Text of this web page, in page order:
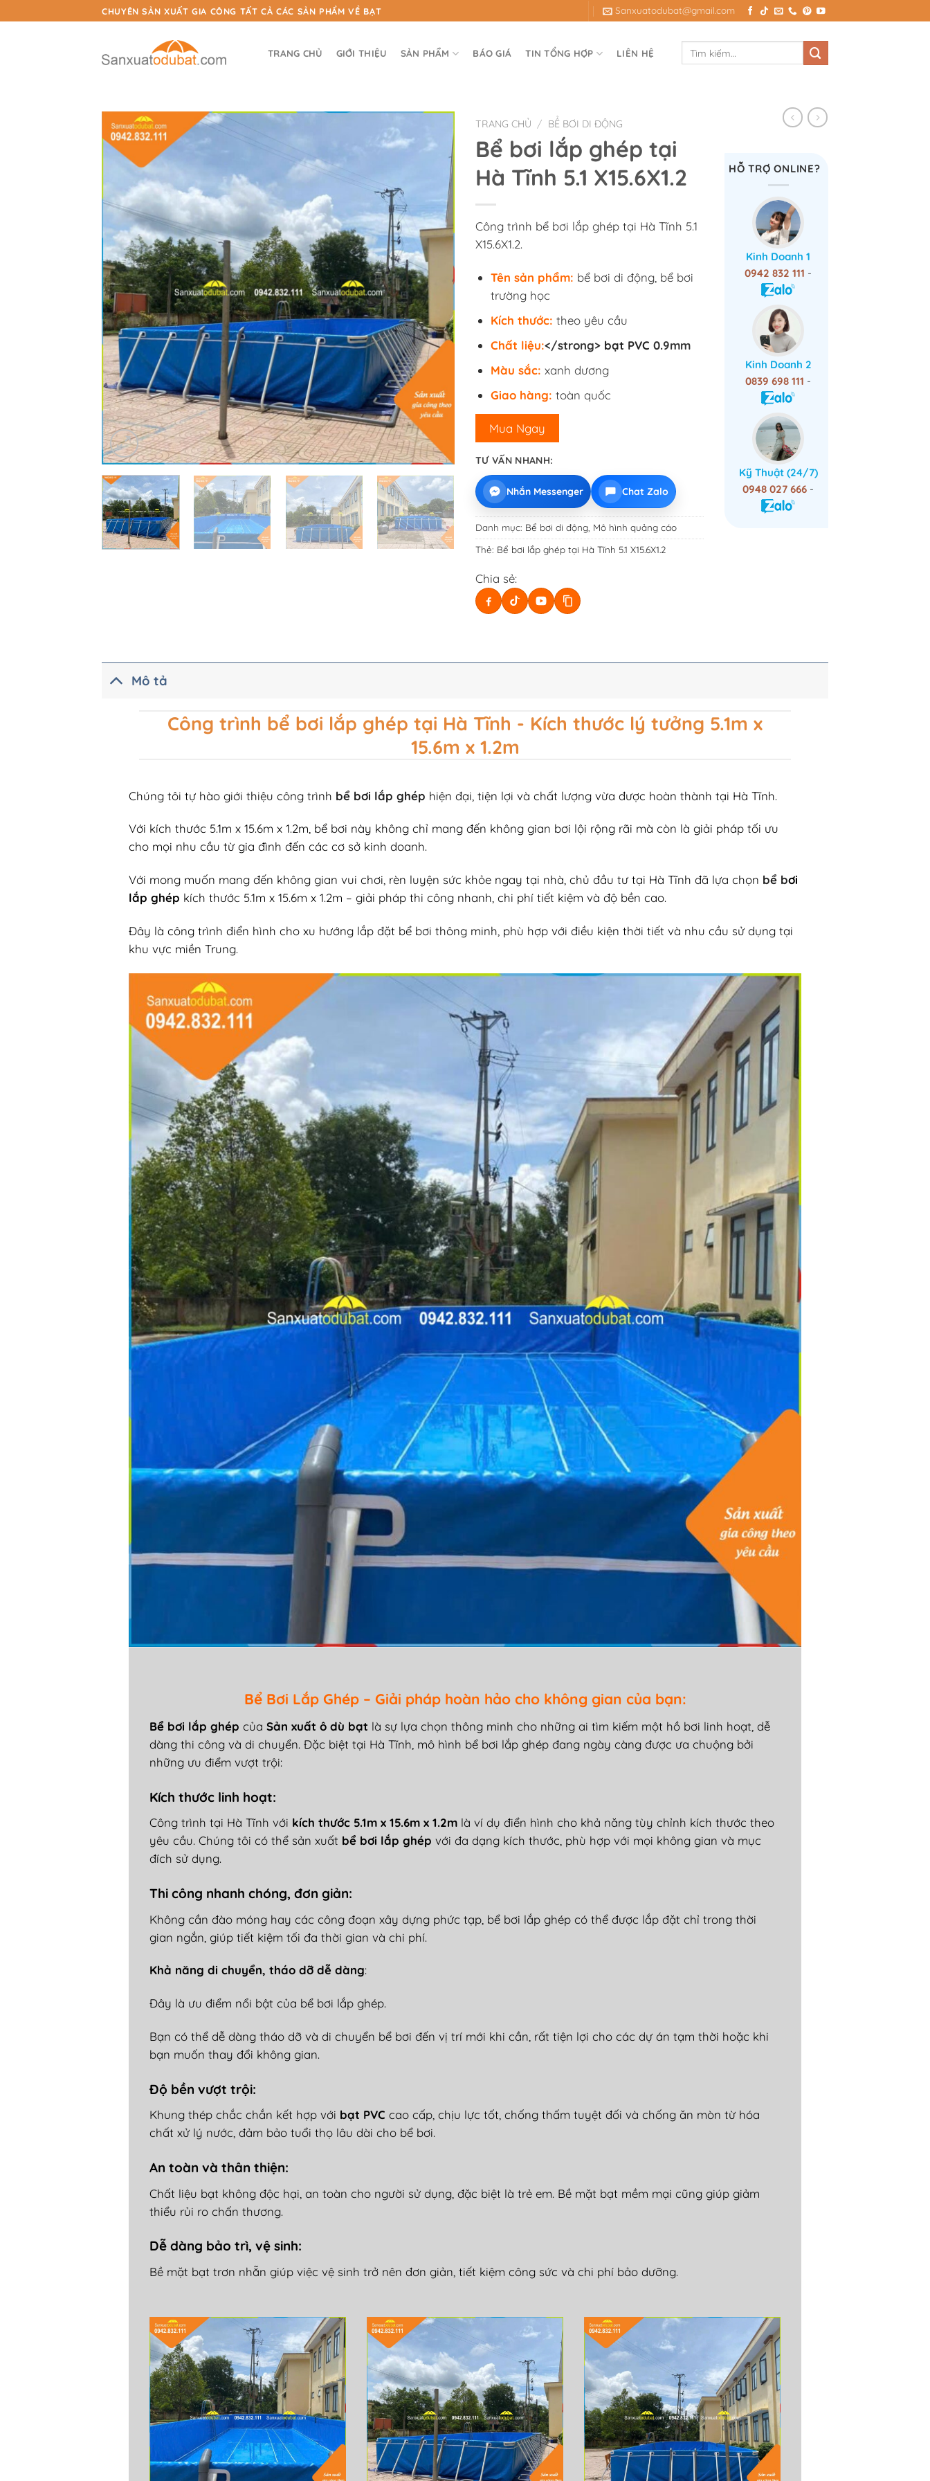
đến
CHUYÊN SẢN XUẤT GIA CÔNG TẤT CẢ CÁC SẢN PHẨM VỀ BẠT Sanxuatodubat@gmail.com
TRANG CHỦ GIỚI THIỆU SẢN PHẨM BÁO GIÁ TIN TỔNG HỢP LIÊN HỆ
TRANG CHỦ / BỂ BƠI DI ĐỘNG
Bể bơi lắp ghép tại
Hà Tĩnh 5.1 X15.6X1.2
Công trình bể bơi lắp ghép tại Hà Tĩnh 5.1
X15.6X1.2.
Tên sản phẩm: bể bơi di động, bể bơi
trường học
Kích thước: theo yêu cầu
Chất liệu:</strong> bạt PVC 0.9mm
Màu sắc: xanh dương
Giao hàng: toàn quốc
Mua Ngay
TƯ VẤN NHANH:
Nhắn Messenger Chat Zalo
Danh mục: Bể bơi di động Mô hình quảng cáo
Thẻ: Bể bơi lắp ghép tại Hà Tĩnh 5.1 X15.6X1.2
Chia sẻ:
HỖ TRỢ ONLINE?
Kinh Doanh 1
0942 832 111 -
Kinh Doanh 2
0839 698 111 -
Kỹ Thuật (24/7)
0948 027 666 -
Mô tả
Công trình bể bơi lắp ghép tại Hà Tĩnh - Kích thước lý tưởng 5.1m x
15.6m x 1.2m
Chúng tôi tự hào giới thiệu công trình bể bơi lắp ghép hiện đại, tiện lợi và chất lượng vừa được hoàn thành tại Hà Tĩnh.
Với kích thước 5.1m x 15.6m x 1.2m, bể bơi này không chỉ mang đến không gian bơi lội rộng rãi mà còn là giải pháp tối ưu
cho mọi nhu cầu từ gia đình đến các cơ sở kinh doanh.
Với mong muốn mang đến không gian vui chơi, rèn luyện sức khỏe ngay tại nhà, chủ đầu tư tại Hà Tĩnh đã lựa chọn bể bơi
lắp ghép kích thước 5.1m x 15.6m x 1.2m – giải pháp thi công nhanh, chi phí tiết kiệm và độ bền cao.
Đây là công trình điển hình cho xu hướng lắp đặt bể bơi thông minh, phù hợp với điều kiện thời tiết và nhu cầu sử dụng tại
khu vực miền Trung.
Bể Bơi Lắp Ghép – Giải pháp hoàn hảo cho không gian của bạn:
Bể bơi lắp ghép của Sản xuất ô dù bạt là sự lựa chọn thông minh cho những ai tìm kiếm một hồ bơi linh hoạt, dễ
dàng thi công và di chuyển. Đặc biệt tại Hà Tĩnh, mô hình bể bơi lắp ghép đang ngày càng được ưa chuộng bởi
những ưu điểm vượt trội:
Kích thước linh hoạt:
Công trình tại Hà Tĩnh với kích thước 5.1m x 15.6m x 1.2mlà ví dụ điển hình cho khả năng tùy chỉnh kích thước theo
yêu cầu. Chúng tôi có thể sản xuất bể bơi lắp ghép với đa dạng kích thước, phù hợp với mọi không gian và mục
đích sử dụng.
Thi công nhanh chóng, đơn giản:
Không cần đào móng hay các công đoạn xây dựng phức tạp, bể bơi lắp ghép có thể được lắp đặt chỉ trong thời
gian ngắn, giúp tiết kiệm tối đa thời gian và chi phí.
Khả năng di chuyển, tháo dỡ dễ dàng:
Đây là ưu điểm nổi bật của bể bơi lắp ghép.
Bạn có thể dễ dàng tháo dỡ và di chuyển bể bơi đến vị trí mới khi cần, rất tiện lợi cho các dự án tạm thời hoặc khi
bạn muốn thay đổi không gian.
Độ bền vượt trội:
Khung thép chắc chắn kết hợp với bạt PVC cao cấp, chịu lực tốt, chống thấm tuyệt đối và chống ăn mòn từ hóa
chất xử lý nước, đảm bảo tuổi thọ lâu dài cho bể bơi.
An toàn và thân thiện:
Chất liệu bạt không độc hại, an toàn cho người sử dụng, đặc biệt là trẻ em. Bề mặt bạt mềm mại cũng giúp giảm
thiểu rủi ro chấn thương.
Dễ dàng bảo trì, vệ sinh:
Bề mặt bạt trơn nhẵn giúp việc vệ sinh trở nên đơn giản, tiết kiệm công sức và chi phí bảo dưỡng.